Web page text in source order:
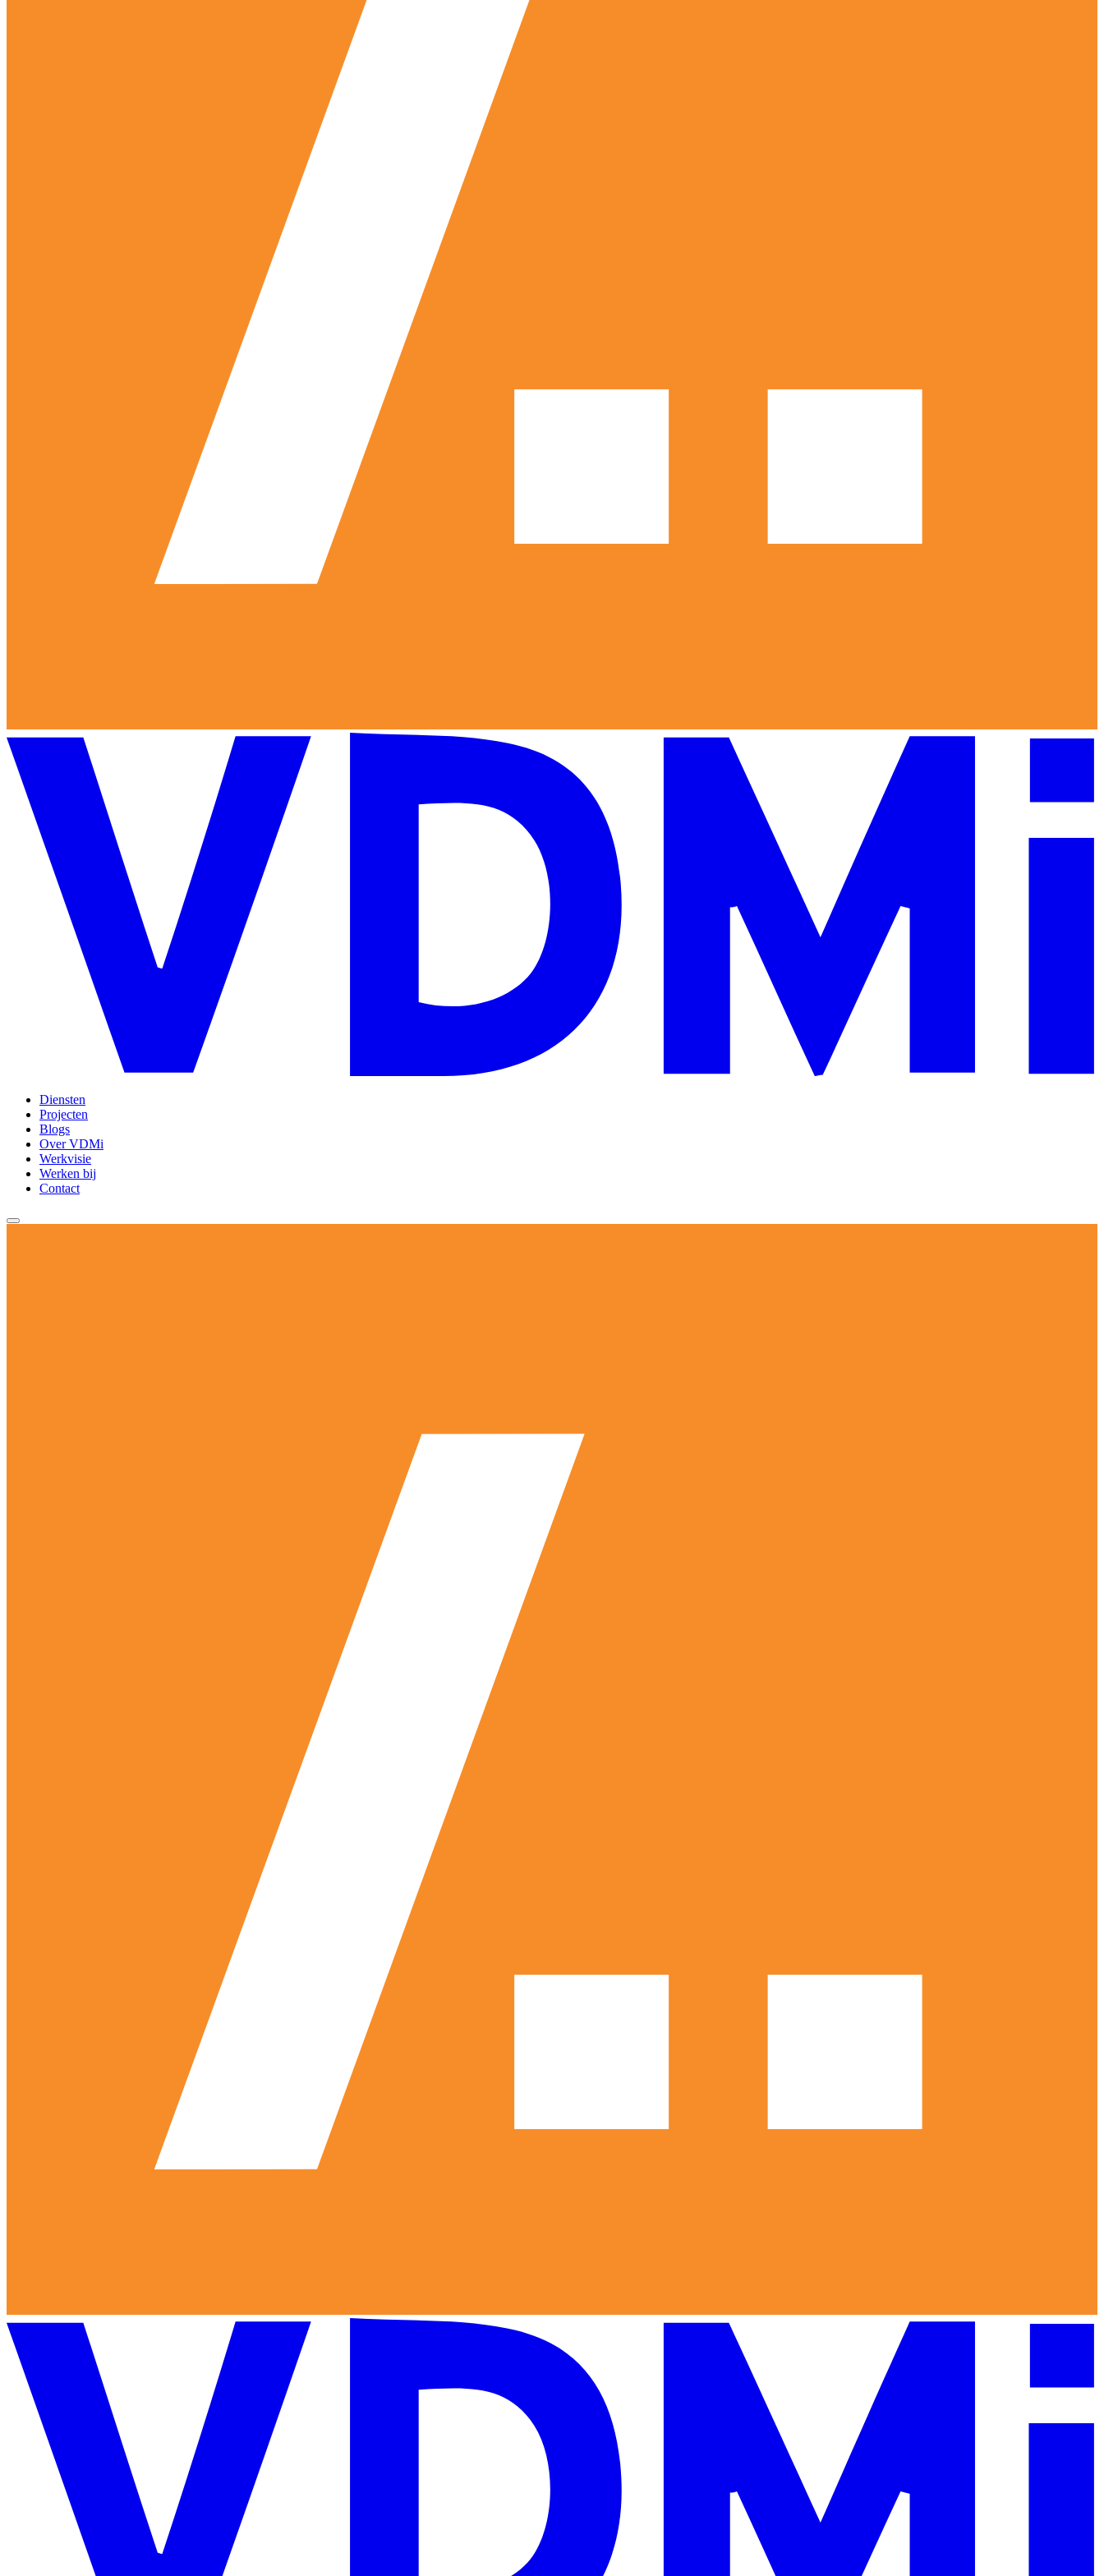
Diensten
Projecten
Blogs
Over VDMi
Werkvisie
Werken bij
Contact